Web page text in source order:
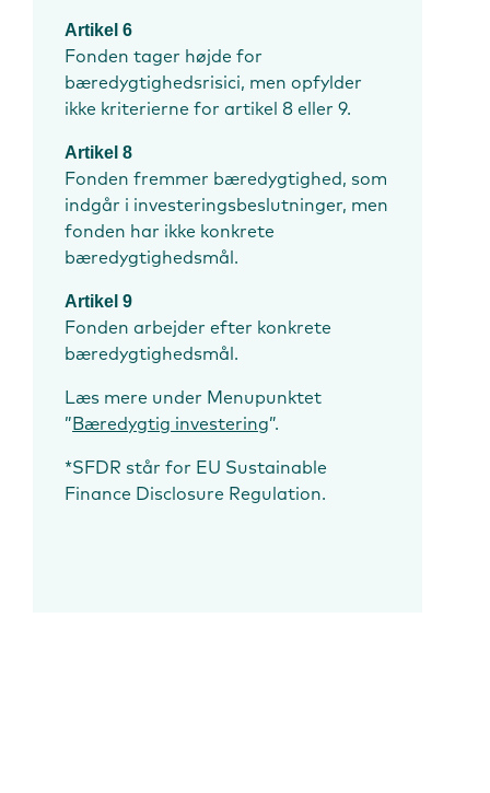
Artikel 6
Fonden tager højde for
bæredygtighedsrisici, men opfylder
ikke kriterierne for artikel 8 eller 9.
Artikel 8
Fonden fremmer bæredygtighed, som
indgår i investeringsbeslutninger, men
fonden har ikke konkrete
bæredygtighedsmål.
Artikel 9
Fonden arbejder efter konkrete
bæredygtighedsmål.
Læs mere under Menupunktet
”Bæredygtig investering”.
*SFDR står for EU Sustainable
Finance Disclosure Regulation.